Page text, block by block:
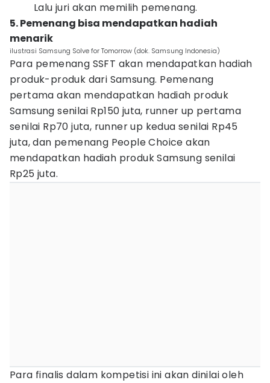
Lalu juri akan memilih pemenang.
5. Pemenang bisa mendapatkan hadiah
menarik
ilustrasi Samsung Solve for Tomorrow (dok. Samsung Indonesia)
Para pemenang SSFT akan mendapatkan hadiah
produk-produk dari Samsung. Pemenang
pertama akan mendapatkan hadiah produk
Samsung senilai Rp150 juta, runner up pertama
senilai Rp70 juta, runner up kedua senilai Rp45
juta, dan pemenang People Choice akan
mendapatkan hadiah produk Samsung senilai
Rp25 juta.
Para finalis dalam kompetisi ini akan dinilai oleh